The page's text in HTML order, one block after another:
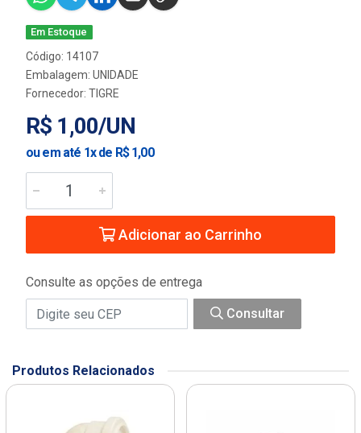
Em Estoque
Código: 14107
Embalagem: UNIDADE
Fornecedor: TIGRE
R$ 1,00/UN
ou em até 1x de R$ 1,00
Adicionar ao Carrinho
Consulte as opções de entrega
Consultar
Produtos Relacionados